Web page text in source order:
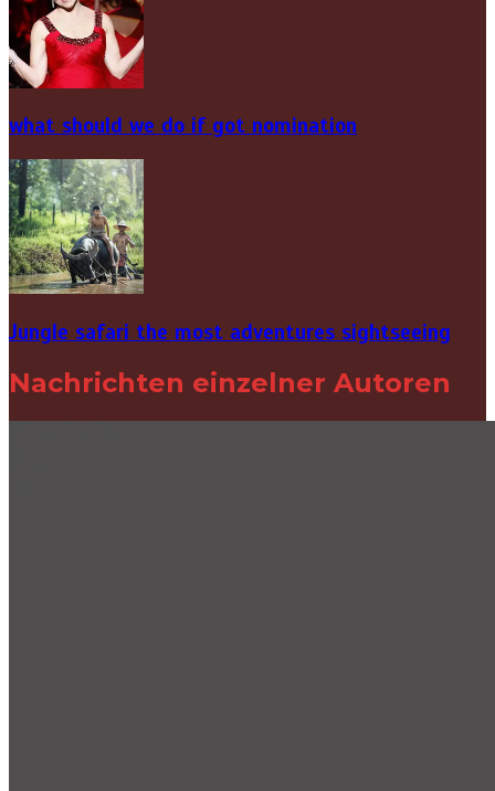
what should we do if got nomination
Jungle safari the most adventures sightseeing
Nachrichten einzelner Autoren